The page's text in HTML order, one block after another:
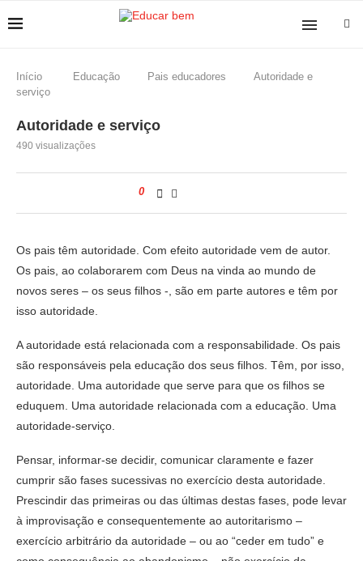
Início Educação Pais educadores
Autoridade e
serviço
Autoridade e serviço
490 visualizações
0
Os pais têm autoridade. Com efeito autoridade vem de autor.
Os pais, ao colaborarem com Deus na vinda ao mundo de
novos seres – os seus filhos -, são em parte autores e têm por
isso autoridade.
A autoridade está relacionada com a responsabilidade. Os pais
são responsáveis pela educação dos seus filhos. Têm, por isso,
autoridade. Uma autoridade que serve para que os filhos se
eduquem. Uma autoridade relacionada com a educação. Uma
autoridade-serviço.
Pensar, informar-se decidir, comunicar claramente e fazer
cumprir são fases sucessivas no exercício desta autoridade.
Prescindir das primeiras ou das últimas destas fases, pode levar
à improvisação e consequentemente ao autoritarismo –
exercício arbitrário da autoridade – ou ao “ceder em tudo” e